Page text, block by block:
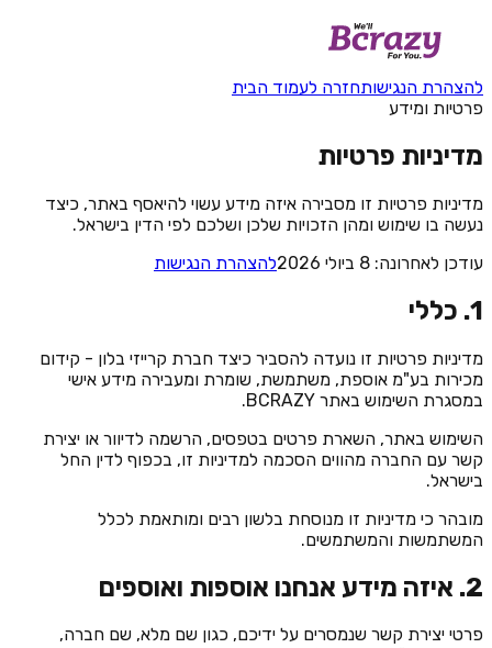
להצהרת הנגישותחזרה לעמוד הבית
פרטיות ומידע
מדיניות פרטיות
מדיניות פרטיות זו מסבירה איזה מידע עשוי להיאסף באתר, כיצד
נעשה בו שימוש ומהן הזכויות שלכן ושלכם לפי הדין בישראל.
עודכן לאחרונה: 8 ביולי 2026 להצהרת הנגישות
1. כללי
מדיניות פרטיות זו נועדה להסביר כיצד חברת קרייזי בלון - קידום
מכירות בע"מ אוספת, משתמשת, שומרת ומעבירה מידע אישי
במסגרת השימוש באתר BCRAZY.
השימוש באתר, השארת פרטים בטפסים, הרשמה לדיוור או יצירת
קשר עם החברה מהווים הסכמה למדיניות זו, בכפוף לדין החל
בישראל.
מובהר כי מדיניות זו מנוסחת בלשון רבים ומותאמת לכלל
המשתמשות והמשתמשים.
2. איזה מידע אנחנו אוספות ואוספים
פרטי יצירת קשר שנמסרים על ידיכם, כגון שם מלא, שם חברה,